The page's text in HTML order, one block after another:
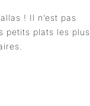
! Il n’est pas
petits plats les plus